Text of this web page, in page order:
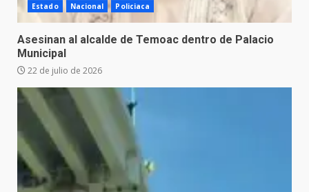
Estado Nacional Policiaca
Asesinan al alcalde de Temoac dentro de Palacio
Municipal
22 de julio de 2026